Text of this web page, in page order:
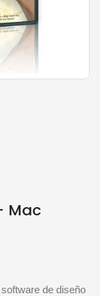
Mac
de diseño